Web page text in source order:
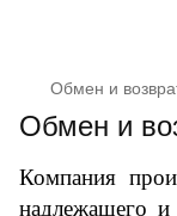
Обмен и
Обмен и
Компания
надлежащего и